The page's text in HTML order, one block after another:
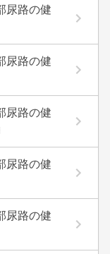
尿路の健
尿路の健
尿路の健
尿路の健
尿路の健